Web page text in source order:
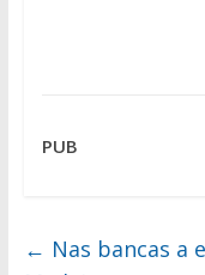
PUB
← Nas bancas a